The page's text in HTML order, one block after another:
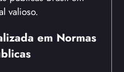
valioso.
em Normas